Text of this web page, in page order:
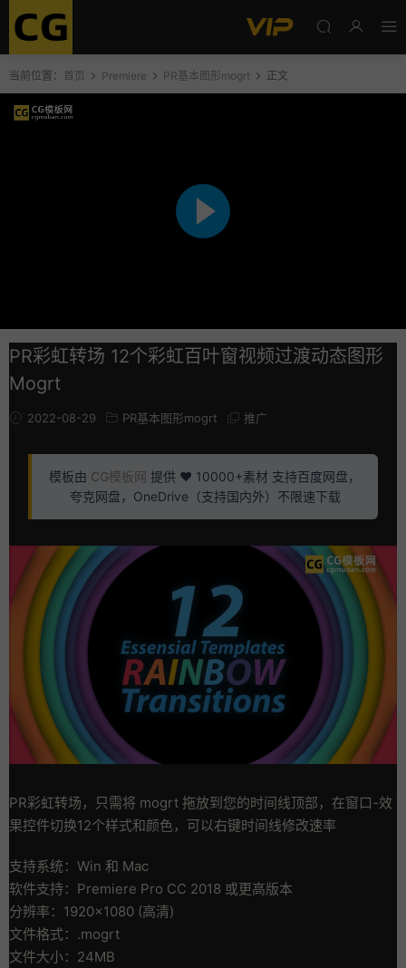
当前位置： 首页 Premiere PR基本图形mogrt 正文
PR彩虹转场 12个彩虹百叶窗视频过渡动态图形
Mogrt
2022-08-29 PR基本图形mogrt 推广
模板由 CG模板网 提供 ❤️ 10000+素材 支持百度网盘，
夸克网盘，OneDrive（支持国内外）不限速下载
PR彩虹转场，只需将 mogrt 拖放到您的时间线顶部，在窗口-效
果控件切换12个样式和颜色，可以右键时间线修改速率
支持系统：Win 和 Mac
软件支持：Premiere Pro CC 2018 或更高版本
分辨率：1920×1080 (高清)
文件格式：.mogrt
文件大小：24MB